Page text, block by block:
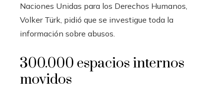
Naciones Unidas para los Derechos Humanos,
Volker Türk, pidió que se investigue toda la
información sobre abusos.
300.000 espacios internos
movidos